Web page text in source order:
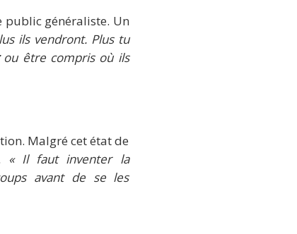
public généraliste. Un
ils vendront. Plus tu
être compris où ils
Malgré cet état de
« Il faut inventer la
avant de se les